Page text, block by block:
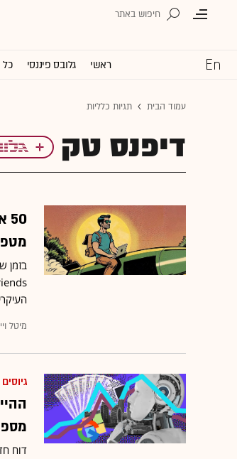
ראשי גלובס פיננסי כל
עמוד הבית תגיות כלליות
דיפנס טק
מיטל